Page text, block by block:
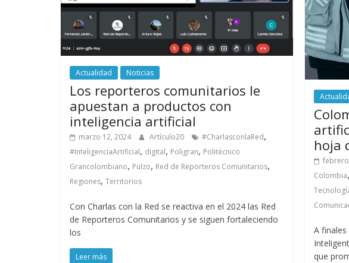
Actualidad Noticias
Los reporteros comunitarios le
apuestan a productos con
inteligencia artificial
marzo 12, 2024 Artículo20 #CharlasconlaRed,
#InteligenciaArtificial, digital, Poligran, Politécnico
Grancolombiano, Pulzo, Red de Reporteros Comunitarios,
Regiones, Territorios
Con Charlas con la Red se reactiva en el 2024 las Red
de Reporteros Comunitarios y se siguen fortaleciendo
los
Leer más
hoja
Colombia,
A
que